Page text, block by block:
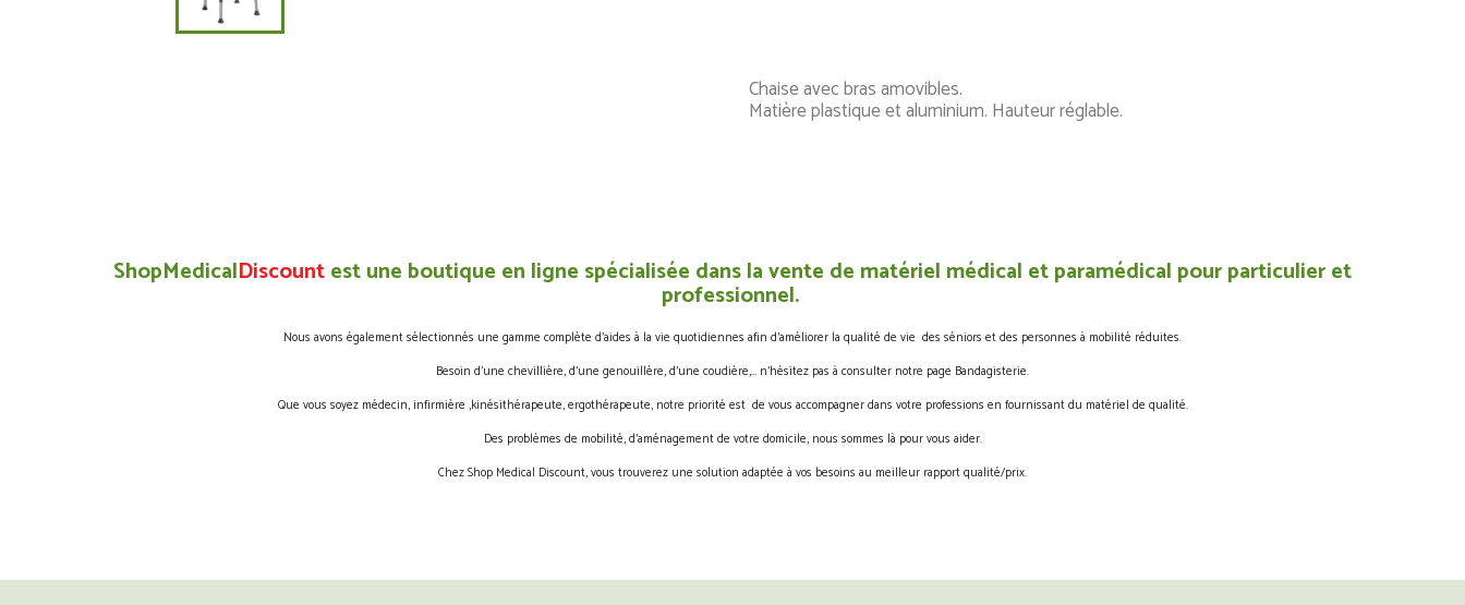
Chaise avec bras amovibles.
Matière plastique et aluminium. Hauteur réglable.
ShopMedicalDiscountest une boutique en ligne spécialisée dans la vente de matériel médical et paramédical pour particulier et
professionnel.
Nous avons également sélectionnés une gamme complète d’aides à la vie quotidiennes afin d’améliorer la qualité de vie des séniors et des personnes à mobilité réduites.
Besoin d’une chevillière, d’une genouillère, d’une coudière,… n’hésitez pas à consulter notre page Bandagisterie.
Que vous soyez médecin, infirmière ,kinésithérapeute, ergothérapeute, notre priorité est de vous accompagner dans votre professions en fournissant du matériel de qualité.
Des problèmes de mobilité, d’aménagement de votre domicile, nous sommes là pour vous aider.
Chez Shop Medical Discount, vous trouverez une solution adaptée à vos besoins au meilleur rapport qualité/prix.